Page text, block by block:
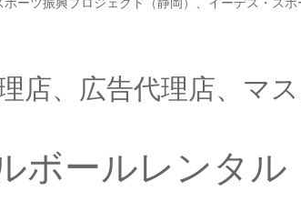
ポーツ振興プロジェクト（静岡）、イーデス・ス
店、広告代理店、マ
ボールレンタ